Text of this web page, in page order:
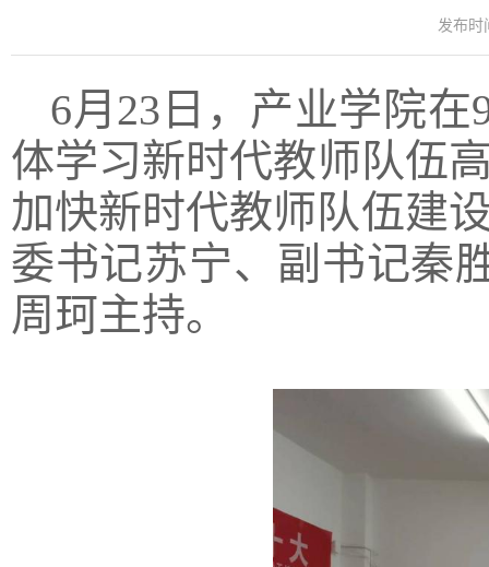
发布时
6月23日，产业学院
体学习新时代教师队伍
加快新时代教师队伍建
委书记苏宁、副书记秦
周珂主持。